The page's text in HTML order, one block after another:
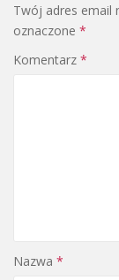
Twój adres email
oznaczone *
Komentarz *
Nazwa *